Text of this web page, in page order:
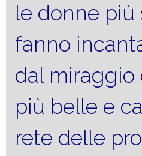
le donne più
fanno
dal miraggio
più belle e
rete delle